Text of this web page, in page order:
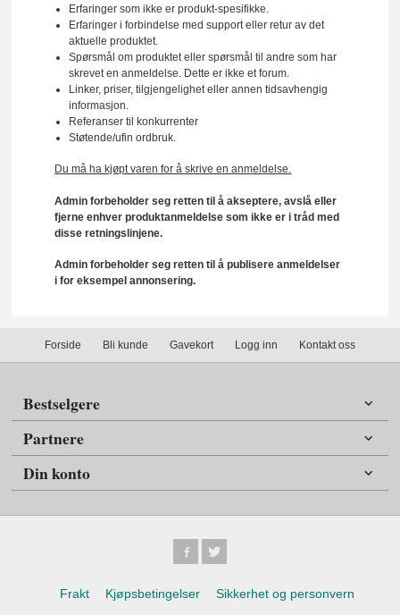
Erfaringer som ikke er produkt-spesifikke.
Erfaringer i forbindelse med support eller retur av det
aktuelle produktet.
Spørsmål om produktet eller spørsmål til andre som har
skrevet en anmeldelse. Dette er ikke et forum.
Linker, priser, tilgjengelighet eller annen tidsavhengig
informasjon.
Referanser til konkurrenter
Støtende/ufin ordbruk.
Du må ha kjøpt varen for å skrive en anmeldelse.
Admin forbeholder seg retten til å akseptere, avslå eller
fjerne enhver produktanmeldelse som ikke er i tråd med
disse retningslinjene.
Admin forbeholder seg retten til å publisere anmeldelser
i for eksempel annonsering.
Forside Bli kunde Gavekort Logg inn Kontakt oss
Bestselgere
Partnere
Din konto
Frakt Kjøpsbetingelser Sikkerhet og personvern